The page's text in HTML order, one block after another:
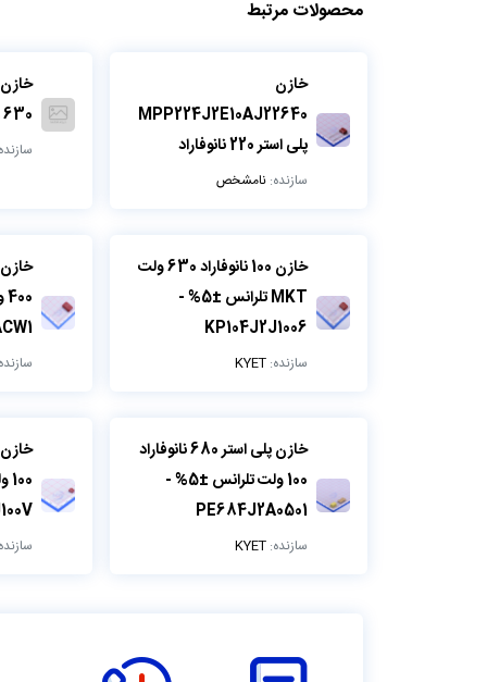
محصولات مرتبط
خازن
MPP224J2E10AJ22640
پلی استر 220 نانوفاراد
سازنده: نامشخص
630 ولت
خازن 100 نانوفاراد 630 ولت
MKT تلرانس ±5% -
KP104J2J1006
سازنده: KYET
خازن پلی استر 680 نانوفاراد
100 ولت تلرانس ±5% -
PE684J2A0501
سازنده: KYET